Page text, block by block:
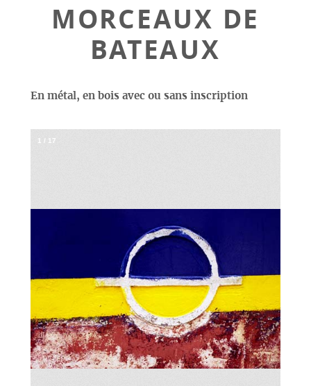
MORCEAUX DE
BATEAUX
En métal, en bois avec ou sans inscription
1 / 17